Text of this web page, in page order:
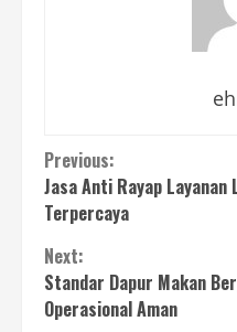
Continue
Reading
Previous:
Jasa Anti Rayap
Terpercaya
Next:
Standar Dapur Makan
Operasional Aman